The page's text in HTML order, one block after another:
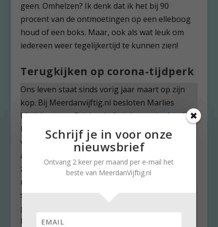
geen. Omhelzen? Ik denk dat ik het bij 90
procent van de ontmoetingen op een elleboog
houd of een boks. Maar, ook als wat leuk om
iedereen weer tegelijkertijd te kunnen zien!
Terugkijken op corona-tijdperk
Ons leven staat sinds vorig jaar maart op zijn
kop. Bij Meerdanvijftig.nl besloten Marlies
Mielekamp en Brigitte Leferinkeen dagboek
bij te houden, waar we precies een jaar geleden
van hoopten dat we een hoofdstuk konden
afsluiten. Niet dus. De ziekenhuizen maakten
zich op voorselectiebij de IC. Vermaak
moesten we online zoeken. Karin de Lange
schreef over
geleden kwamen de
het dan nu eindelijk…?
Schrijf je in voor onze
nieuwsbrief
Ontvang 2 keer per maand per e-mail het
beste van MeerdanVijftig.nl